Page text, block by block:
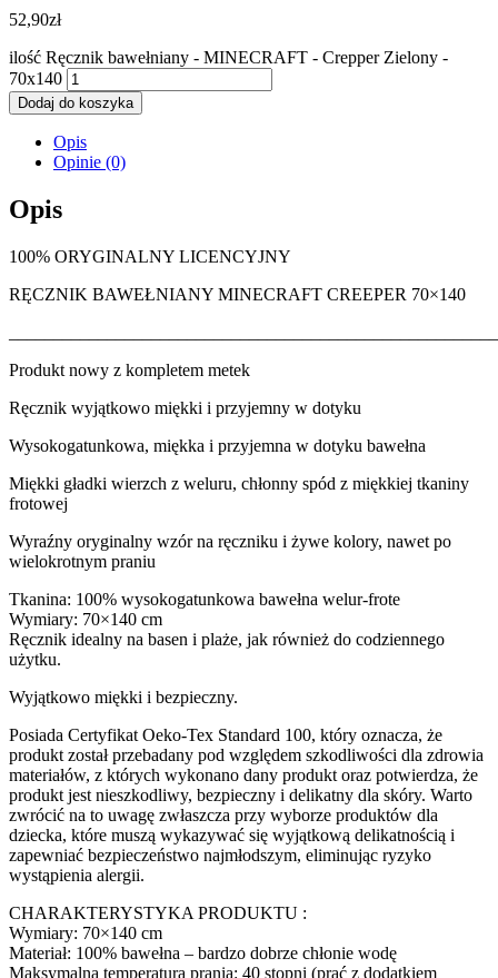
52,90zł
ilość Ręcznik bawełniany - MINECRAFT - Crepper Zielony -
70x140
Dodaj do koszyka
Opis
Opinie (0)
Opis
100% ORYGINALNY LICENCYJNY
RĘCZNIK BAWEŁNIANY MINECRAFT CREEPER 70×140
Produkt nowy z kompletem metek
Ręcznik wyjątkowo miękki i przyjemny w dotyku
Wysokogatunkowa, miękka i przyjemna w dotyku bawełna
Miękki gładki wierzch z weluru, chłonny spód z miękkiej tkaniny
frotowej
Wyraźny oryginalny wzór na ręczniku i żywe kolory, nawet po
wielokrotnym praniu
Tkanina: 100% wysokogatunkowa bawełna welur-frote
Wymiary: 70×140 cm
Ręcznik idealny na basen i plaże, jak również do codziennego
użytku.
Wyjątkowo miękki i bezpieczny.
Posiada Certyfikat Oeko-Tex Standard 100, który oznacza, że
produkt został przebadany pod względem szkodliwości dla zdrowia
materiałów, z których wykonano dany produkt oraz potwierdza, że
produkt jest nieszkodliwy, bezpieczny i delikatny dla skóry. Warto
zwrócić na to uwagę zwłaszcza przy wyborze produktów dla
dziecka, które muszą wykazywać się wyjątkową delikatnością i
zapewniać bezpieczeństwo najmłodszym, eliminując ryzyko
wystąpienia alergii.
CHARAKTERYSTYKA PRODUKTU :
Wymiary: 70×140 cm
Materiał: 100% bawełna – bardzo dobrze chłonie wodę
Maksymalna temperatura prania: 40 stopni (prać z dodatkiem